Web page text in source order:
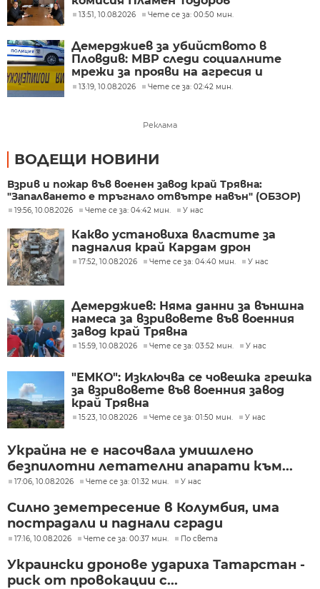
13:51, 10.08.2026 Чете се за: 00:50 мин.
Демерджиев за убийството в
Пловдив: МВР следи социалните
мрежи за прояви на агресия и
заплахи
13:19, 10.08.2026 Чете се за: 02:42 мин.
Реклама
ВОДЕЩИ НОВИНИ
Взрив и пожар във военен завод край Трявна:
"Запалването е тръгнало отвътре навън" (ОБЗОР)
19:56, 10.08.2026 Чете се за: 04:42 мин. У нас
Какво установиха властите за
падналия край Кардам дрон
17:52, 10.08.2026 Чете се за: 04:40 мин. У нас
Демерджиев: Няма данни за външна
намеса за взривовете във военния
завод край Трявна
15:59, 10.08.2026 Чете се за: 03:52 мин. У нас
"ЕМКО": Изключва се човешка грешка
за взривовете във военния завод
край Трявна
15:23, 10.08.2026 Чете се за: 01:50 мин. У нас
Украйна не е насочвала умишлено
безпилотни летателни апарати към...
17:06, 10.08.2026 Чете се за: 01:32 мин. У нас
Силно земетресение в Колумбия, има
пострадали и паднали сгради
17:16, 10.08.2026 Чете се за: 00:37 мин. По света
Украински дронове удариха Татарстан -
риск от провокации с...